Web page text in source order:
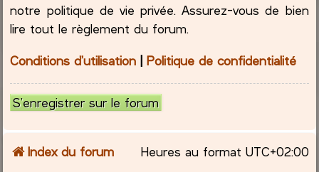
notre politique de vie privée. Assurez-vous de bien
lire tout le règlement du forum.
Conditions d’utilisation |Politique de confidentialité
S’enregistrer sur le forum
Index du forum Heures au format UTC+02:00